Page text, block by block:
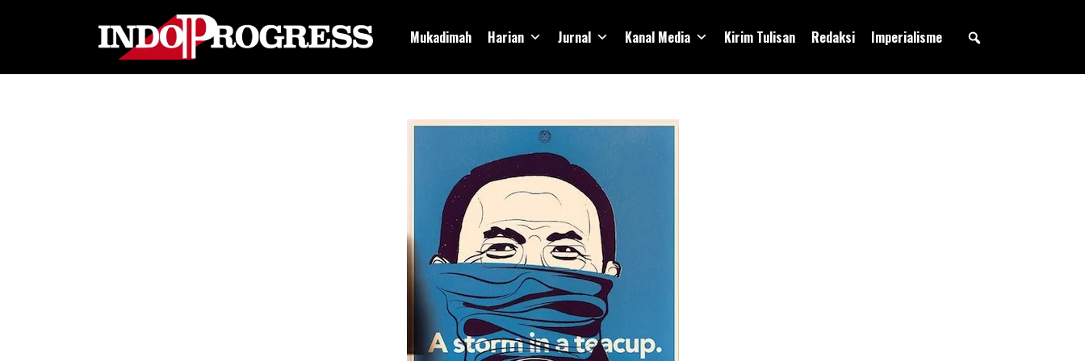
Mukadimah Harian Jurnal Kanal Media Kirim Tulisan Redaksi Imperialisme